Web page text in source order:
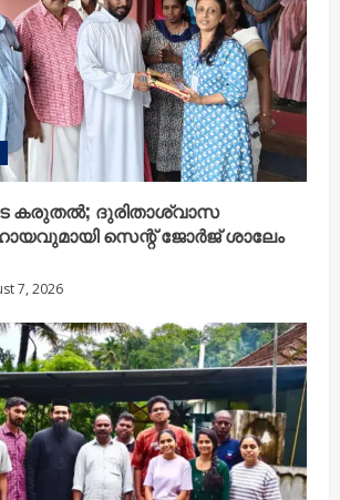
കരുതൽ; ദുരിതാശ്വാസ
സെന്റ് ജോർജ് ശാലേം
7, 2026